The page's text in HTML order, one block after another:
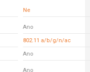
Ne
Ano
802.11 a/b/g/n/ac
Ano
Ano